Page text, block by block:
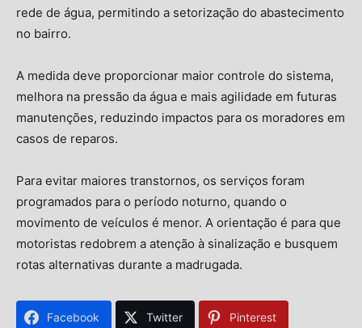
rede de água, permitindo a setorização do abastecimento
no bairro.
A medida deve proporcionar maior controle do sistema,
melhora na pressão da água e mais agilidade em futuras
manutenções, reduzindo impactos para os moradores em
casos de reparos.
Para evitar maiores transtornos, os serviços foram
programados para o período noturno, quando o
movimento de veículos é menor. A orientação é para que
motoristas redobrem a atenção à sinalização e busquem
rotas alternativas durante a madrugada.
Facebook Twitter Pinterest